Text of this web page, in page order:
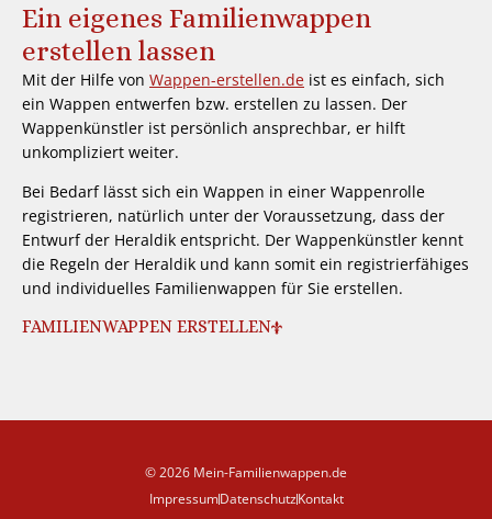
Ein eigenes Familienwappen
erstellen lassen
Mit der Hilfe von Wappen-erstellen.de ist es einfach, sich
ein Wappen entwerfen bzw. erstellen zu lassen. Der
Wappenkünstler ist persönlich ansprechbar, er hilft
unkompliziert weiter.
Bei Bedarf lässt sich ein Wappen in einer Wappenrolle
registrieren, natürlich unter der Voraussetzung, dass der
Entwurf der Heraldik entspricht. Der Wappenkünstler kennt
die Regeln der Heraldik und kann somit ein registrierfähiges
und individuelles Familienwappen für Sie erstellen.
FAMILIENWAPPEN ERSTELLEN
© 2026 Mein-Familienwappen.de
ImpressumDatenschutzKontakt